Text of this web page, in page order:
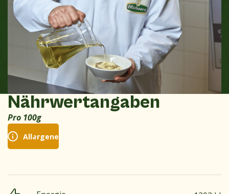
Nährwertangaben
Pro 100g
Allergene